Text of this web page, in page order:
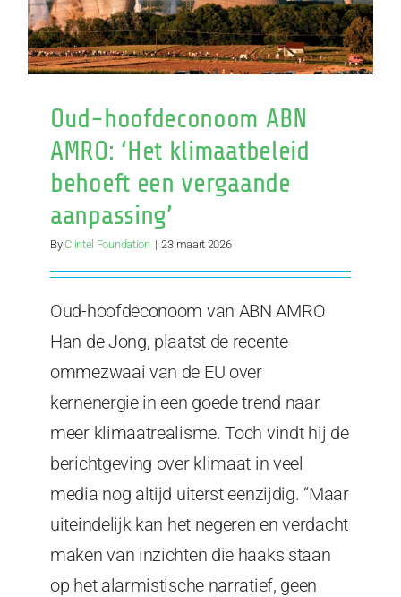
Oud-hoofdeconoom ABN
AMRO: ‘Het klimaatbeleid
behoeft een vergaande
aanpassing’
ByClintel Foundation | 23 maart 2026
Oud-hoofdeconoom van ABN AMRO
Han de Jong, plaatst de recente
ommezwaai van de EU over
kernenergie in een goede trend naar
meer klimaatrealisme. Toch vindt hij de
berichtgeving over klimaat in veel
media nog altijd uiterst eenzijdig. “Maar
uiteindelijk kan het negeren en verdacht
maken van inzichten die haaks staan
op het alarmistische narratief, geen